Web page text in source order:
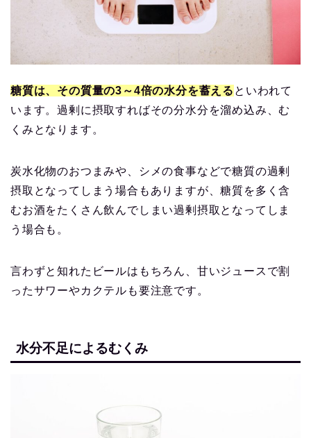
糖質は、その質量の3～4倍の水分を蓄える といわれて
います。過剰に摂取すればその分水分を溜め込み、む
くみとなります。
炭水化物のおつまみや、シメの食事などで糖質の過剰
摂取となってしまう場合もありますが、糖質を多く含
むお酒をたくさん飲んでしまい過剰摂取となってしま
う場合も。
言わずと知れたビールはもちろん、甘いジュースで割
ったサワーやカクテルも要注意です。
水分不足によるむくみ